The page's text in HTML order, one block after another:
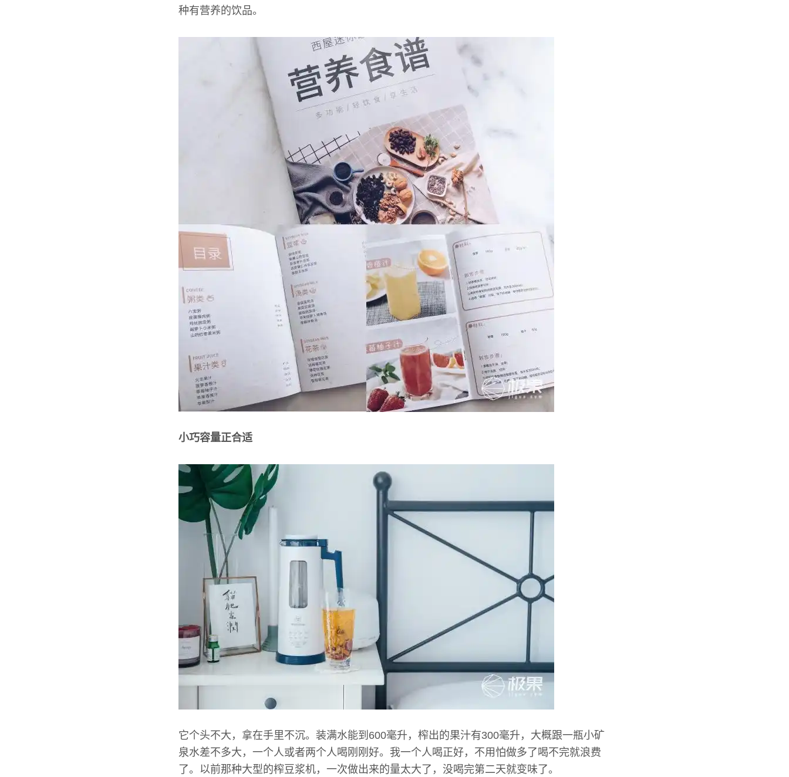
种有营养的饮品。
小巧容量正合适
它个头不大，拿在手里不沉。装满水能到600毫升，榨出的果汁有300毫升，大概跟一瓶小矿
泉水差不多大，一个人或者两个人喝刚刚好。我一个人喝正好，不用怕做多了喝不完就浪费
了。以前那种大型的榨豆浆机，一次做出来的量太大了，没喝完第二天就变味了。